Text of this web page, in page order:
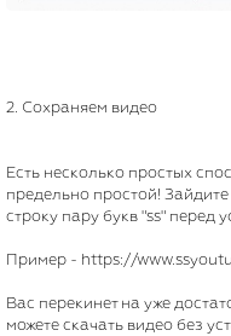
2. Сохраняем видео
Есть несколько простых
предельно простой!
строку пару букв "ss" перед
Пример - https://
Вас перекинет на уже
можете скачать видео без